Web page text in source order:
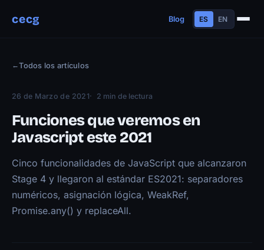
cecg Blog ES EN
Educación
Habilidades
Proyectos
Contacto
Blog
Trayectoria
←Todos los artículos
26 de Marzo de 2021 2 min de lectura
Funciones que veremos en
Javascript este 2021
Cinco funcionalidades de JavaScript que alcanzaron
Stage 4 y llegaron al estándar ES2021: separadores
numéricos, asignación lógica, WeakRef,
Promise.any() y replaceAll.